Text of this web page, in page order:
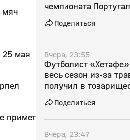
мяч
25 мая
примет
чемпионата
Поделиться
Вчера, 23:55
Футболист
весь сезон из‑за
получил в
Поделиться
Вчера, 23:47